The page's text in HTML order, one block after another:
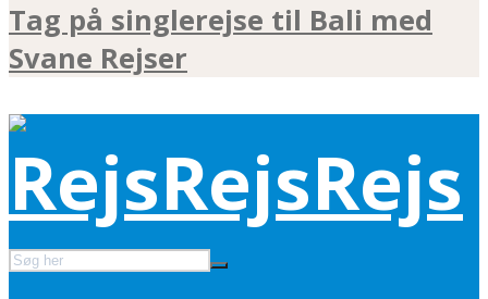
Tag på singlerejse til Bali med
Svane Rejser